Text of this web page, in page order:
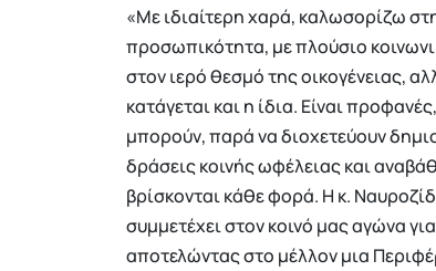
«Με ιδιαίτερη χαρά, καλωσορίζω
προσωπικότητα, με πλούσιο
στον ιερό θεσμό της οικογένειας,
κατάγεται και η ίδια. Είναι
μπορούν, παρά να διοχετεύουν
δράσεις κοινής ωφέλειας και
βρίσκονται κάθε φορά. Η κ.
συμμετέχει στον κοινό μας αγώνα
αποτελώντας στο μέλλον μια